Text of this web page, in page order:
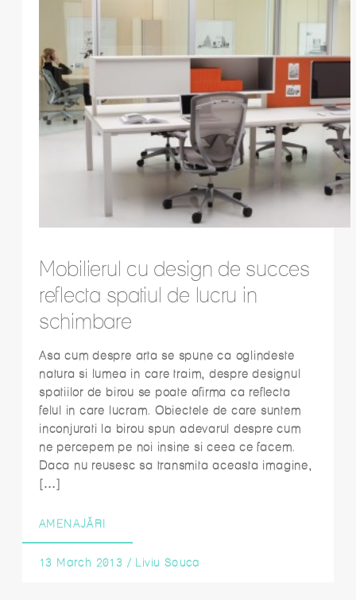
Mobilierul cu design de succes
reflecta spatiul de lucru in
schimbare
Asa cum despre arta se spune ca oglindeste
natura si lumea in care traim, despre designul
spatiilor de birou se poate afirma ca reflecta
felul in care lucram. Obiectele de care suntem
inconjurati la birou spun adevarul despre cum
ne percepem pe noi insine si ceea ce facem.
Daca nu reusesc sa transmita aceasta imagine,
[…]
AMENAJĂRI
13 March 2013 / Liviu Souca